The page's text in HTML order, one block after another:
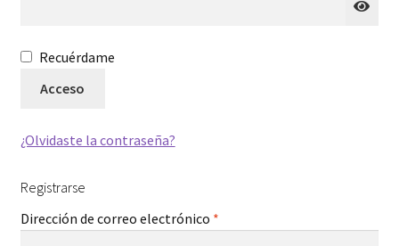
A
r
a
t
i
Recuérdame
Acceso
¿Olvidaste la contraseña?
Registrarse
Dirección de correo electrónico *Obligatorio